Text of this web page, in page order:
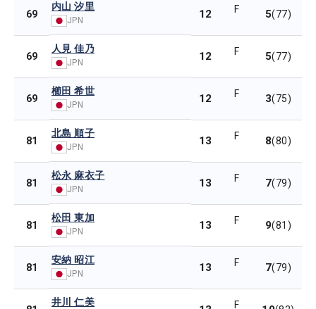
69
内山 汐里
JPN 12 F 5(77)
69
人見 佳乃
JPN 12 F 5(77)
69
櫛田 希世
JPN 12 F 3(75)
81
北島 順子
JPN 13 F 8(80)
81
松永 麻衣子
JPN 13 F 7(79)
81
松田 東加
JPN 13 F 9(81)
81
安納 昭江
JPN 13 F 7(79)
井川 仁美 F